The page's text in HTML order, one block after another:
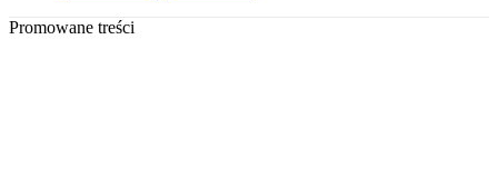
Promowane treści